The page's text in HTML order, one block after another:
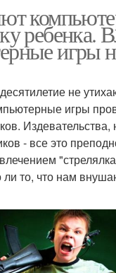
ребенка.
игры
не
игры
- все это
ли то, что нам